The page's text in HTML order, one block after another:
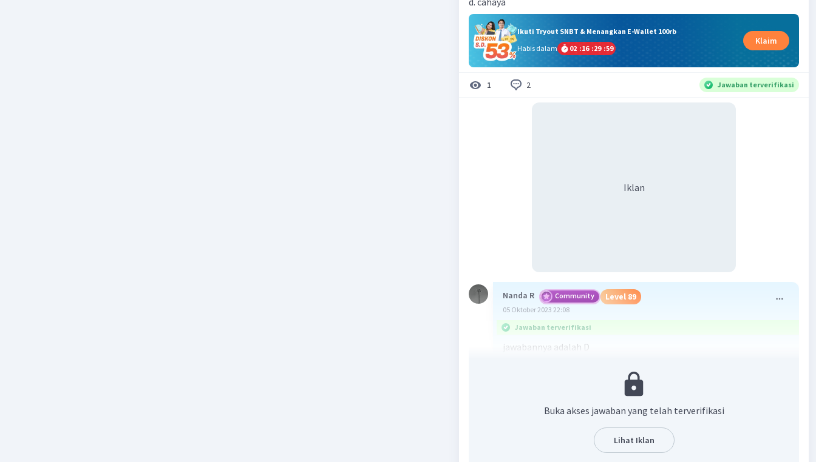
Ikuti Tryout SNBT & Menangkan E-Wallet 100rb
Habis dalam
02 :16 :29 :59
Klaim
1 2 Jawaban terverifikasi
Iklan
Nanda R Community Level 89
05 Oktober 2023 22:08
Jawaban terverifikasi
jawabannya adalah D
Alat optik adalah alat yang memanfaatkan sifat cahaya, hukum
pemantulan, dan hukum pembiasan sifat cahaya.
Buka akses jawaban yang telah terverifikasi
Lihat Iklan